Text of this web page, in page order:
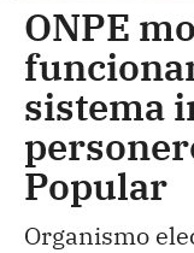
ONPE
sistema
Popular
Organismo